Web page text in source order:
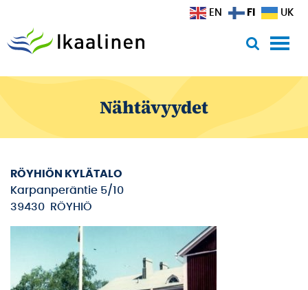
Nähtävyydet
RÖYHIÖN KYLÄTALO
Karpanperäntie 5/10
39430 RÖYHIÖ
EN FI UK